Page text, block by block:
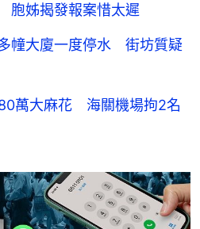
胞姊揭發報案惜太遲
幢大廈一度停水 街坊質疑
萬大麻花 海關機場拘2名